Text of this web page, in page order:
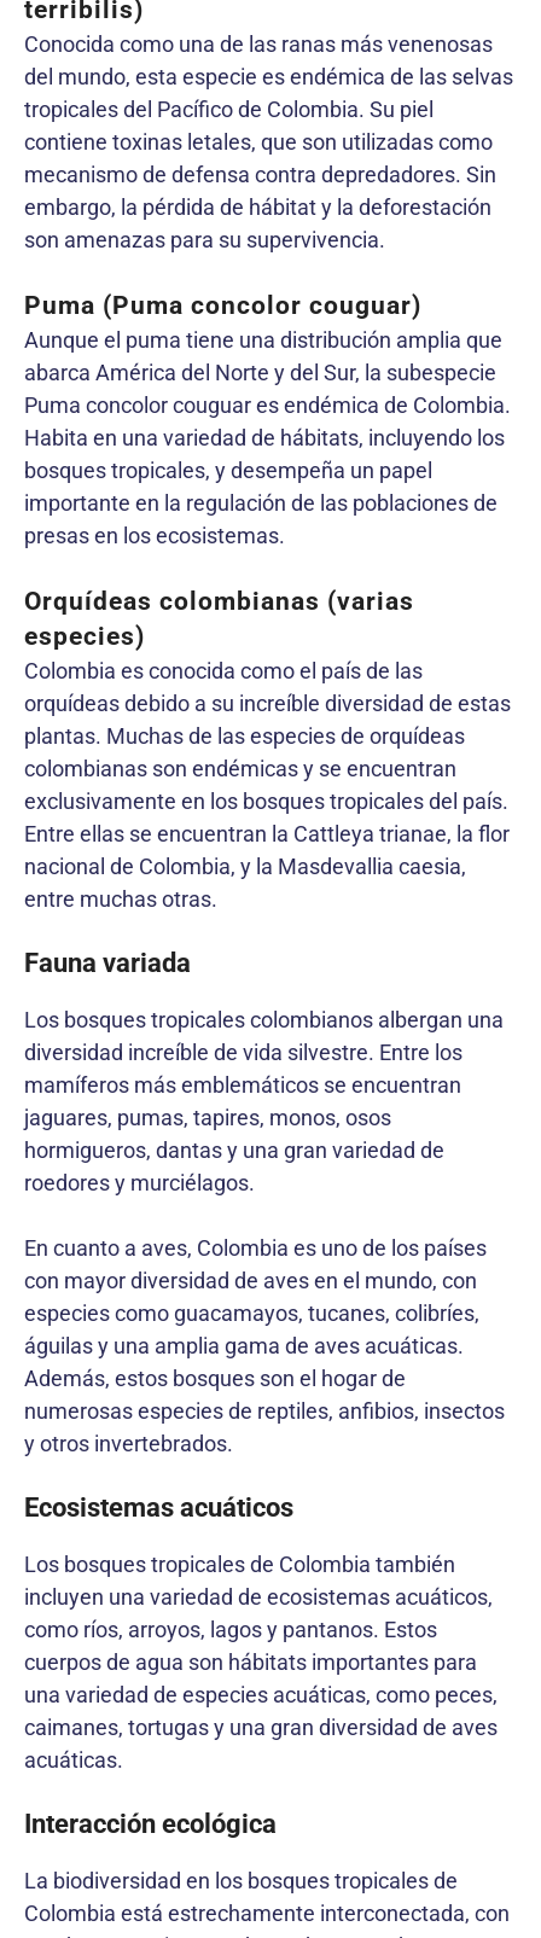
terribilis)
Conocida como una de las ranas más venenosas
del mundo, esta especie es endémica de las selvas
tropicales del Pacífico de Colombia. Su piel
contiene toxinas letales, que son utilizadas como
mecanismo de defensa contra depredadores. Sin
embargo, la pérdida de hábitat y la deforestación
son amenazas para su supervivencia.
Puma (Puma concolor couguar)
Aunque el puma tiene una distribución amplia que
abarca América del Norte y del Sur, la subespecie
Puma concolor couguar es endémica de Colombia.
Habita en una variedad de hábitats, incluyendo los
bosques tropicales, y desempeña un papel
importante en la regulación de las poblaciones de
presas en los ecosistemas.
Orquídeas colombianas (varias
especies)
Colombia es conocida como el país de las
orquídeas debido a su increíble diversidad de estas
plantas. Muchas de las especies de orquídeas
colombianas son endémicas y se encuentran
exclusivamente en los bosques tropicales del país.
Entre ellas se encuentran la Cattleya trianae, la flor
nacional de Colombia, y la Masdevallia caesia,
entre muchas otras.
Fauna variada
Los bosques tropicales colombianos albergan una
diversidad increíble de vida silvestre. Entre los
mamíferos más emblemáticos se encuentran
jaguares, pumas, tapires, monos, osos
hormigueros, dantas y una gran variedad de
roedores y murciélagos.
En cuanto a aves, Colombia es uno de los países
con mayor diversidad de aves en el mundo, con
especies como guacamayos, tucanes, colibríes,
águilas y una amplia gama de aves acuáticas.
Además, estos bosques son el hogar de
numerosas especies de reptiles, anfibios, insectos
y otros invertebrados.
Ecosistemas acuáticos
Los bosques tropicales de Colombia también
incluyen una variedad de ecosistemas acuáticos,
como ríos, arroyos, lagos y pantanos. Estos
cuerpos de agua son hábitats importantes para
una variedad de especies acuáticas, como peces,
caimanes, tortugas y una gran diversidad de aves
acuáticas.
Interacción ecológica
La biodiversidad en los bosques tropicales de
Colombia está estrechamente interconectada, con